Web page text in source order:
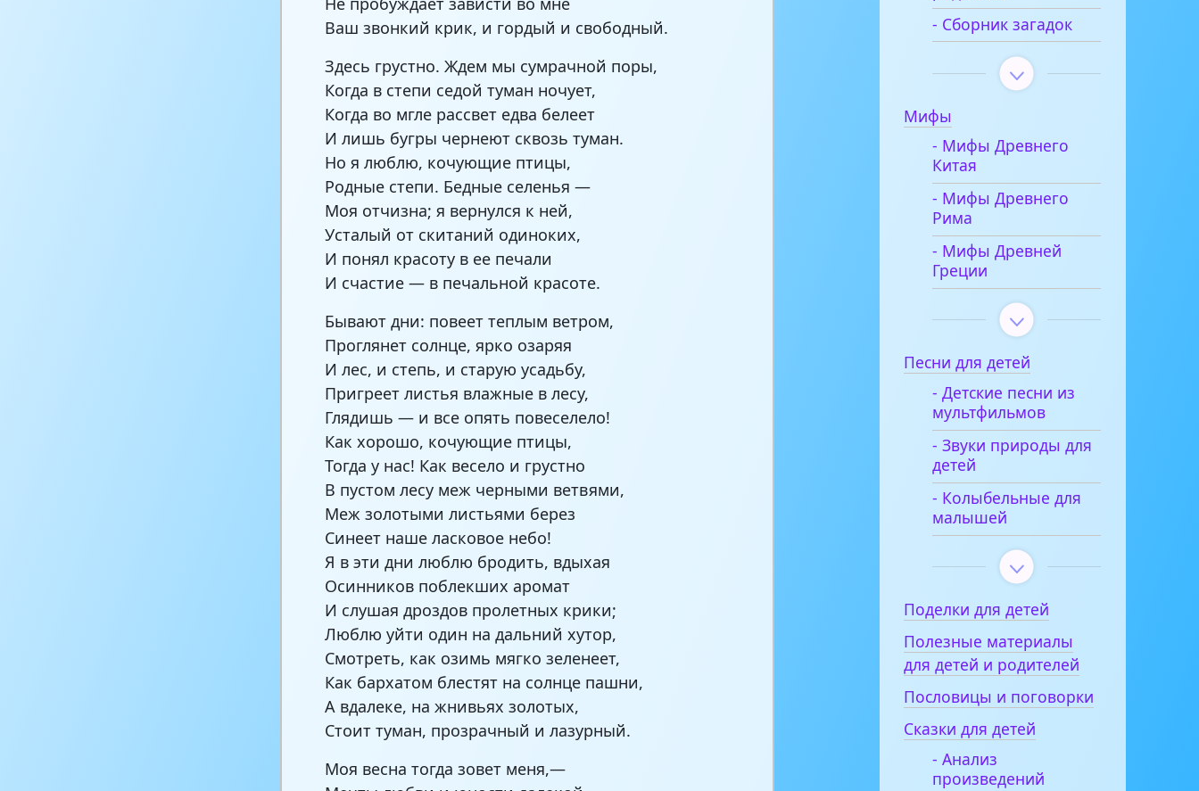
Ваш звонкий крик, и гордый и свободный.
Здесь грустно. Ждем мы сумрачной поры,
Когда в степи седой туман ночует,
Когда во мгле рассвет едва белеет
И лишь бугры чернеют сквозь туман.
Но я люблю, кочующие птицы,
Родные степи. Бедные селенья —
Моя отчизна; я вернулся к ней,
Усталый от скитаний одиноких,
И понял красоту в ее печали
И счастие — в печальной красоте.
Бывают дни: повеет теплым ветром,
Проглянет солнце, ярко озаряя
И лес, и степь, и старую усадьбу,
Пригреет листья влажные в лесу,
Глядишь — и все опять повеселело!
Как хорошо, кочующие птицы,
Тогда у нас! Как весело и грустно
В пустом лесу меж черными ветвями,
Меж золотыми листьями берез
Синеет наше ласковое небо!
Я в эти дни люблю бродить, вдыхая
Осинников поблекших аромат
И слушая дроздов пролетных крики;
Люблю уйти один на дальний хутор,
Смотреть, как озимь мягко зеленеет,
Как бархатом блестят на солнце пашни,
А вдалеке, на жнивьях золотых,
Стоит туман, прозрачный и лазурный.
Моя весна тогда зовет меня,—
- Сборник загадок
Мифы
- Мифы Древнего
Китая
- Мифы Древнего
Рима
- Мифы Древней
Греции
Песни для детей
- Детские песни из
мультфильмов
- Звуки природы для
детей
- Колыбельные для
малышей
Поделки для детей
Полезные материалы
для детей и родителей
Пословицы и поговорки
Сказки для детей
- Анализ
произведений